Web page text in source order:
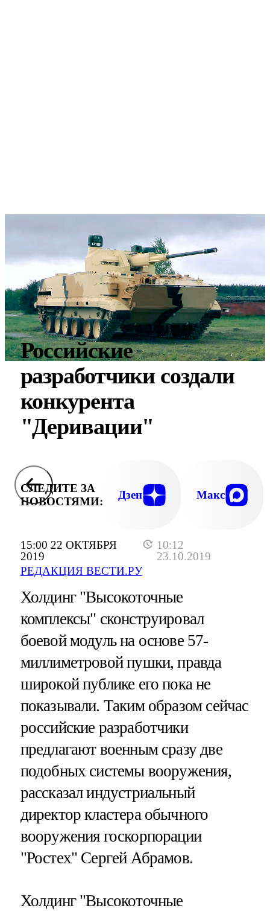
15:00 22 ОКТЯБРЯ
2019
10:12
23.10.2019
РЕДАКЦИЯ ВЕСТИ.РУ
Российские
разработчики создали
конкурента
"Деривации"
СЛЕДИТЕ ЗА
НОВОСТЯМИ:
Дзен Макс
Холдинг "Высокоточные
комплексы" сконструировал
боевой модуль на основе 57-
миллиметровой пушки, правда
широкой публике его пока не
показывали. Таким образом сейчас
российские разработчики
предлагают военным сразу две
подобных системы вооружения,
рассказал индустриальный
директор кластера обычного
вооружения госкорпорации
"Ростех" Сергей Абрамов.
Холдинг "Высокоточные